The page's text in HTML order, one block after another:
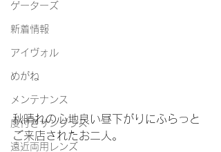
ゲーターズ
新着情報
アイヴォル
めがね
メンテナンス
度付きサングラス
遠近両用レンズ
秋晴れの心地良い昼下がりにふらっと
ご来店されたお二人。